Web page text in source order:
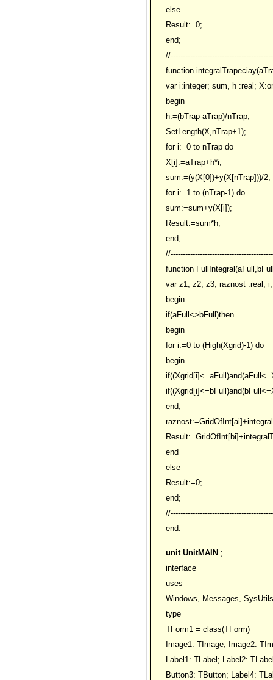
else
Result:=0;
end;
function
var i:integer; sum, h :real;
begin
h:=(bTrap-aTrap)/nTrap;
SetLength(X,nTrap+1);
for i:=0 to nTrap do
X[i]:=aTrap+h*i;
sum:=(y(X[0])+y(X[nTrap]))/2;
for i:=1 to (nTrap-1) do
sum:=sum+y(X[i]);
Result:=sum*h;
end;
function
var z1, z2, z3, raznost :real;
begin
if(aFull<>bFull)then
begin
for i:=0 to (High(Xgrid)-1) do
begin
end;
end
else
Result:=0;
end;
end.
unit UnitMAIN ;
interface
uses
Windows, Messages,
type
TForm1 = class(TForm)
Image1: TImage; Image2:
Label1: TLabel; Label2:
Button3: TButton; Label4: